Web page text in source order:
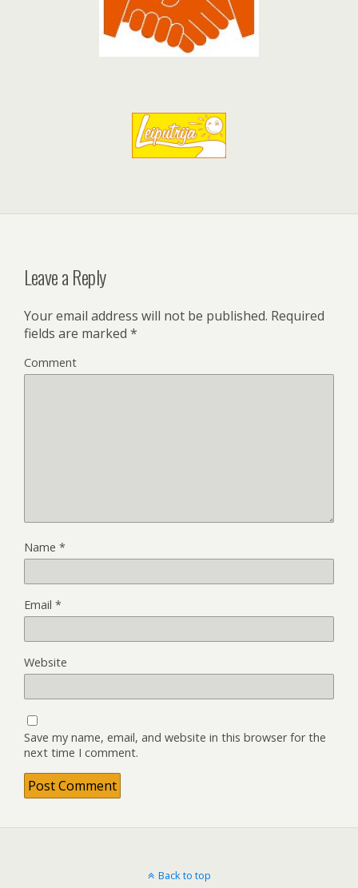
Leave a Reply
Your email address will not be published. Required
fields are marked *
Comment
Name *
Email *
Website
Save my name, email, and website in this browser for the
next time I comment.
Back to top